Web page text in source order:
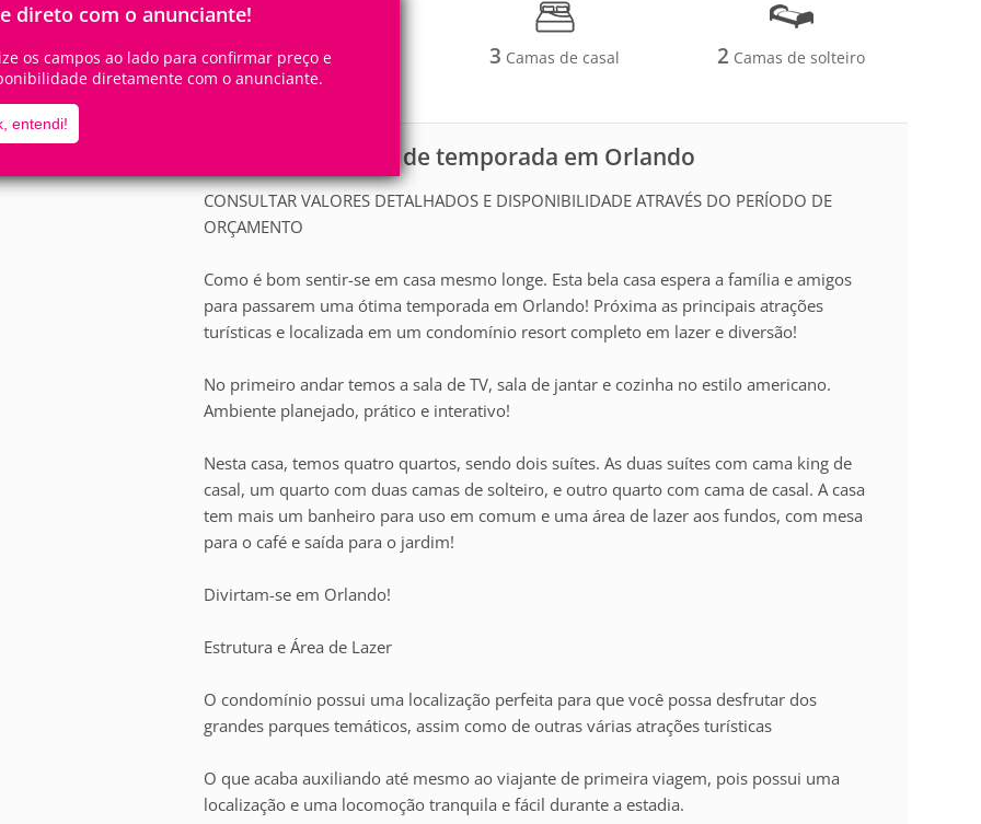
direto com o anunciante!
os campos ao lado para confirmar preço e
diretamente com o anunciante.
entendi!
8Pessoas 4Quartos
2Suítes
3 Camas de casal 2 Camas de solteiro
Casa para aluguel de temporada em Orlando
CONSULTAR VALORES DETALHADOS E DISPONIBILIDADE ATRAVÉS DO PERÍODO DE
ORÇAMENTO
Como é bom sentir-se em casa mesmo longe. Esta bela casa espera a família e amigos
para passarem uma ótima temporada em Orlando! Próxima as principais atrações
turísticas e localizada em um condomínio resort completo em lazer e diversão!
No primeiro andar temos a sala de TV, sala de jantar e cozinha no estilo americano.
Ambiente planejado, prático e interativo!
Nesta casa, temos quatro quartos, sendo dois suítes. As duas suítes com cama king de
casal, um quarto com duas camas de solteiro, e outro quarto com cama de casal. A casa
tem mais um banheiro para uso em comum e uma área de lazer aos fundos, com mesa
para o café e saída para o jardim!
Divirtam-se em Orlando!
Estrutura e Área de Lazer
O condomínio possui uma localização perfeita para que você possa desfrutar dos
grandes parques temáticos, assim como de outras várias atrações turísticas
O que acaba auxiliando até mesmo ao viajante de primeira viagem, pois possui uma
localização e uma locomoção tranquila e fácil durante a estadia.